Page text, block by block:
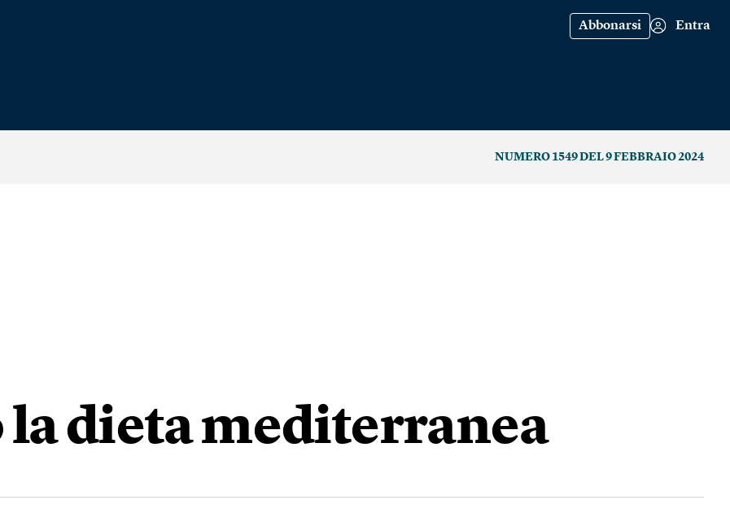
Abbonarsi Entra
NUMERO 1549 DEL 9 FEBBRAIO 2024
la dieta mediterranea